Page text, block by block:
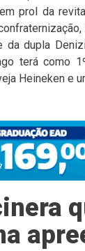
prol da
da dupla
terá como
Heineken e